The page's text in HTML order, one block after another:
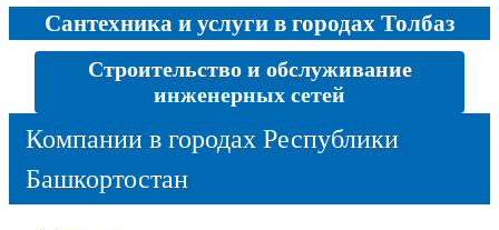
Сантехника и услуги в городах Толбаз
Строительство и обслуживание
инженерных сетей
Компании в городах Республики
Башкортостан